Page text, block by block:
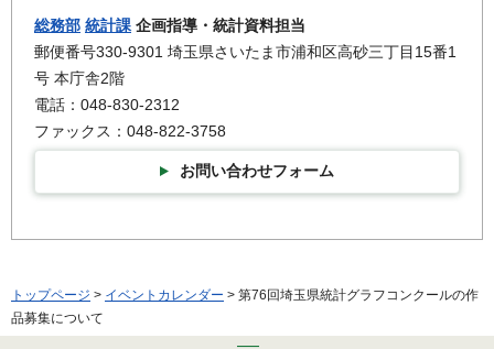
総務部 統計課 企画指導・統計資料担当
郵便番号330-9301 埼玉県さいたま市浦和区高砂三丁目15番1
号 本庁舎2階
電話：048-830-2312
ファックス：048-822-3758
お問い合わせフォーム
トップページ > イベントカレンダー > 第76回埼玉県統計グラフコンクールの作
品募集について